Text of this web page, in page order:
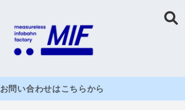
お問い合わせはこちらから